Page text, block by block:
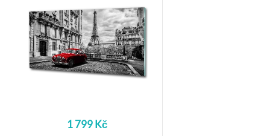
1 799 Kč